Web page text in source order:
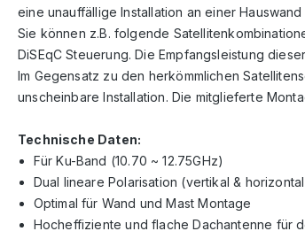
eine unauffällige Installation an einer
Sie können z.B. folgende
DiSEqC Steuerung. Die Empfangsleistung
Im Gegensatz zu den herkömmlichen
unscheinbare Installation. Die mitglieferte
Technische Daten:
Für Ku-Band (10.70 ~ 12.75GHz)
Dual lineare Polarisation (vertikal &
Optimal für Wand und Mast Montage
Hocheffiziente und flache Dachantenne für